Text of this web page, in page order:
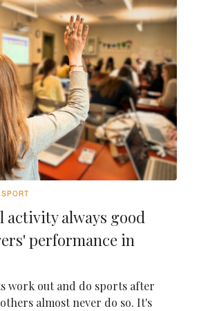
SPORT
activity always good
performance in
work out and do sports after
almost never do so. It's